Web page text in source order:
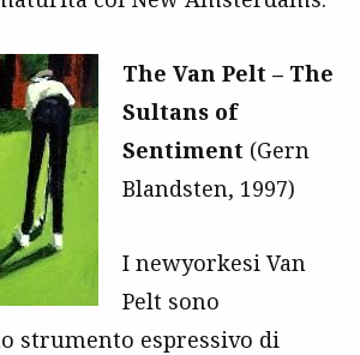
The Van Pelt – The
Sultans of
Sentiment (Gern
Blandsten, 1997)
I newyorkesi Van
Pelt sono
strumento espressivo di